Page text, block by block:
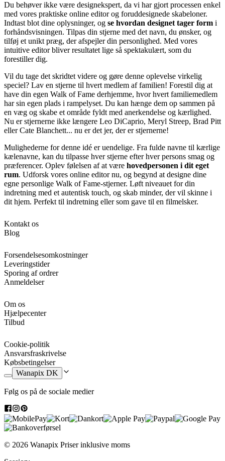
Du behøver ikke være designekspert, da vi har gjort processen enkel
med vores praktiske online editor og foruddesignede skabeloner.
Indtast blot dine oplysninger, og se hvordan designet tager form i
forhåndsvisningen. Tilpas din stjerne med det navn, du ønsker, og
tilføj et unikt præg, der afspejler din personlighed. Med vores
intuitive editor bliver resultatet lige så spektakulært, som du
forestiller dig.
Vil du tage det skridtet videre og gøre denne oplevelse virkelig
speciel? Lav en stjerne til hvert medlem af familien! Forestil dig at
have din egen Walk of Fame derhjemme, hvor hvert familiemedlem
har sin egen plads i rampelyset. Du kan hænge dem op sammen på
en væg og skabe et område fyldt med anerkendelse og kærlighed.
Nu er stjernerne ikke længere Leo DiCaprio, Meryl Streep, Brad Pitt
eller Cate Blanchett... nu er det jer, der er stjernerne!
Mulighederne for denne idé er uendelige. Fra fulde navne til kærlige
kælenavne, kan du tilpasse hver stjerne efter hver persons smag og
præferencer. Oplev følelsen af at være hovedpersonen i dit eget
rum. Udforsk vores online editor nu, og begynd at designe dine
egne personlige Walk of Fame-stjerner. Løft niveauet for din
indretning med et autentisk touch, og skab minder, der vil skinne i
dit hjem. Perfekt til indretning eller som gave til en filmelsker.
Kontakt os
Blog
Forsendelsesomkostninger
Leveringstider
Sporing af ordrer
Anmeldelser
Om os
Hjælpecenter
Tilbud
Cookie-politik
Ansvarsfraskrivelse
Købsbetingelser
Wanapix DK
Følg os på de sociale medier
© 2026 Wanapix Priser inklusive moms